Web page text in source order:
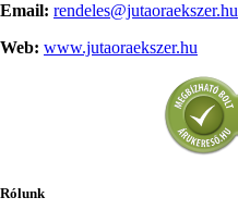
Email: rendeles@jutaoraekszer.hu
Web: www.jutaoraekszer.hu
Rólunk